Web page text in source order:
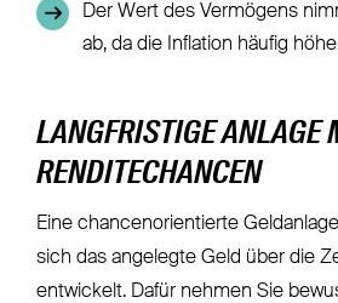
Der Wert des Vermögens
ab, da die Inflation häufig
LANGFRISTIGE ANLAGE
RENDITECHANCEN
Eine chancenorientierte
sich das angelegte Geld über die
entwickelt. Dafür nehmen Sie